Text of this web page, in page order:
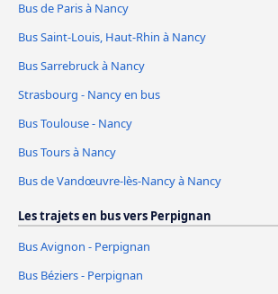
Bus de Paris à Nancy
Bus Saint-Louis, Haut-Rhin à Nancy
Bus Sarrebruck à Nancy
Strasbourg - Nancy en bus
Bus Toulouse - Nancy
Bus Tours à Nancy
Bus de Vandœuvre-lès-Nancy à Nancy
Les trajets en bus vers Perpignan
Bus Avignon - Perpignan
Bus Béziers - Perpignan